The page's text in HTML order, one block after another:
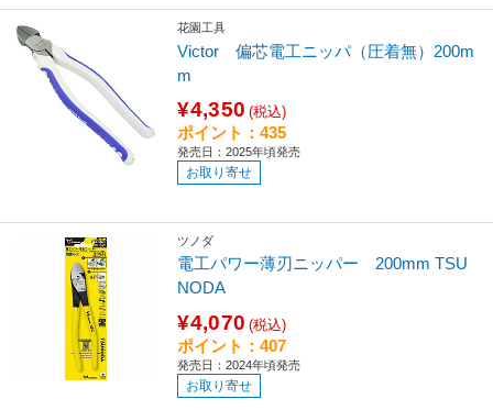
花園工具
Victor 偏芯電工ニッパ（圧着無）200m
m
¥4,350 (税込)
ポイント：435
発売日：2025年頃発売
お取り寄せ
ツノダ
電工パワー薄刃ニッパー 200mm TSU
NODA
¥4,070 (税込)
ポイント：407
発売日：2024年頃発売
お取り寄せ